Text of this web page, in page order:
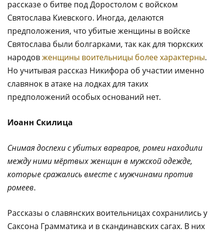
рассказе о битве под Доростолом с войском
Святослава Киевского. Иногда, делаются
предположения, что убитые женщины в войске
Святослава были болгарками, так как для тюркских
народовженщины воительницы более характерны.
Но учитывая рассказ Никифора об участии именно
славянок в атаке на лодках для таких
предположений особых оснований нет.
Иоанн Скилица
Снимая доспехи с убитых варваров, ромеи находили
между ними мёртвых женщин в мужской одежде,
которые сражались вместе с мужчинами против
ромеев.
Рассказы о славянских воительницах сохранились у
Саксона Грамматика и в скандинавских сагах. В них